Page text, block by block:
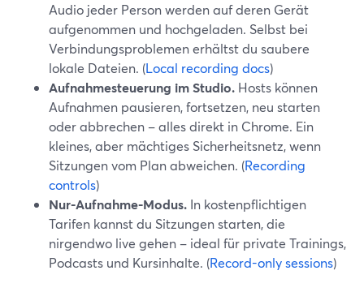
Audio jeder Person werden auf deren Gerät
aufgenommen und hochgeladen. Selbst bei
Verbindungsproblemen erhältst du saubere
lokale Dateien. (Local recording docs)
Aufnahmesteuerung im Studio. Hosts können
Aufnahmen pausieren, fortsetzen, neu starten
oder abbrechen – alles direkt in Chrome. Ein
kleines, aber mächtiges Sicherheitsnetz, wenn
Sitzungen vom Plan abweichen. (Recording
controls)
Nur-Aufnahme-Modus. In kostenpflichtigen
Tarifen kannst du Sitzungen starten, die
nirgendwo live gehen – ideal für private Trainings,
Podcasts und Kursinhalte. (Record-only sessions)